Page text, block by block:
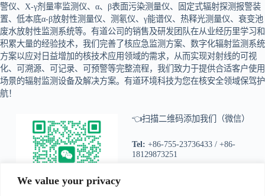
We value your privacy
警仪、X-γ剂量率监测仪、α、β表面污染测量仪、固定式辐射探测报警装
置、低本底α-β放射性测量仪、测氡仪、γ能谱仪、热释光测量仪、衰变池
废水放射性监测系统等。有道公司的销售及研发团队在从业经历里学习和
积累大量的经验技术，我们完善了核应急监测方案、数字化辐射监测系统
方案以应对日益增加的核技术应用领域的需求，从而实现对射线的可视
化、可溯源、可记录、可预警等完整流程，我们致力于提供合适客户使用
场景的辐射监测设备及解决方案。有道环境科技为您在核安全领域保驾护
航！
👈扫描二维码添加我们（微信）
Tel: +86-755-23736433 / +86-
18129873251